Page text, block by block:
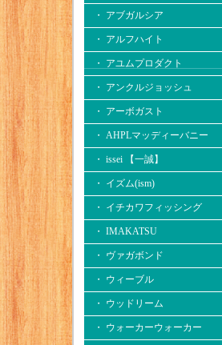
・ アブガルシア
・ アルフハイト
・ アユムプロダクト
・ アンクルジョッシュ
・ アーボガスト
・ AHPLマッディーバニー
・ issei 【一誠】
・ イズム(ism)
・ イチカワフィッシング
・ IMAKATSU
・ ヴァガボンド
・ ウィーブル
・ ウッドリーム
・ ウォーカーウォーカー